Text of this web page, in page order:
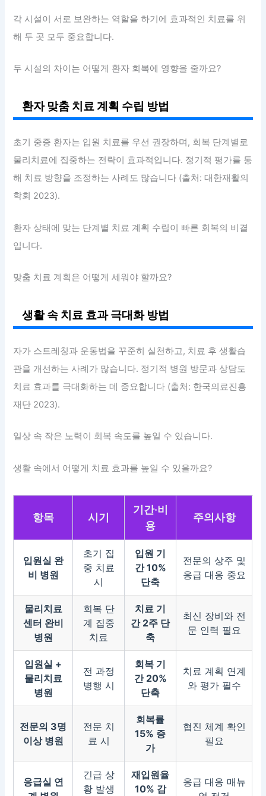
각 시설이 서로 보완하는 역할을 하기에 효과적인 치료를 위
해 두 곳 모두 중요합니다.
두 시설의 차이는 어떻게 환자 회복에 영향을 줄까요?
환자 맞춤 치료 계획 수립 방법
초기 중증 환자는 입원 치료를 우선 권장하며, 회복 단계별로
물리치료에 집중하는 전략이 효과적입니다. 정기적 평가를 통
해 치료 방향을 조정하는 사례도 많습니다 (출처: 대한재활의
학회 2023).
환자 상태에 맞는 단계별 치료 계획 수립이 빠른 회복의 비결
입니다.
맞춤 치료 계획은 어떻게 세워야 할까요?
생활 속 치료 효과 극대화 방법
자가 스트레칭과 운동법을 꾸준히 실천하고, 치료 후 생활습
관을 개선하는 사례가 많습니다. 정기적 병원 방문과 상담도
치료 효과를 극대화하는 데 중요합니다 (출처: 한국의료진흥
재단 2023).
일상 속 작은 노력이 회복 속도를 높일 수 있습니다.
생활 속에서 어떻게 치료 효과를 높일 수 있을까요?
항목 시기
기간·비
용
주의사항
입원실 완
비 병원
초기 집
중 치료
시
입원 기
간 10%
단축
전문의 상주 및
응급 대응 중요
물리치료
센터 완비
병원
회복 단
계 집중
치료
치료 기
간 2주 단
축
최신 장비와 전
문 인력 필요
입원실 +
물리치료
병원
전 과정
병행 시
회복 기
간 20%
단축
치료 계획 연계
와 평가 필수
전문의 3명
이상 병원
전문 치
료 시
회복률
15% 증
가
협진 체계 확인
필요
응급실 연
긴급 상
황 발생
재입원율
10% 감
응급 대응 매뉴